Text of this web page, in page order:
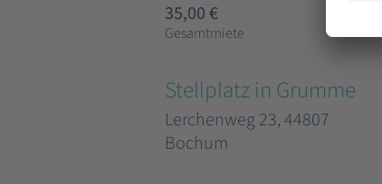
35,00 €
Gesamtmiete
Stellplatz in Grumme
Lerchenweg 23, 44807
Bochum